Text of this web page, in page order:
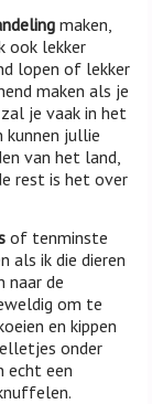
maken,
ook lekker
lopen of lekker
maken als je
je vaak in het
kunnen jullie
van het land,
rest is het over
of tenminste
als ik die dieren
naar de
om te
en kippen
onder
echt een